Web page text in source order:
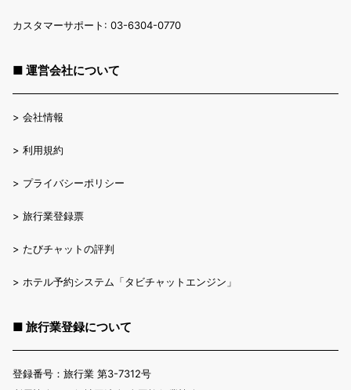
カスタマーサポート: 03-6304-0770
■ 運営会社について
> 会社情報
> 利用規約
> プライバシーポリシー
> 旅行業登録票
> たびチャットの評判
> ホテル予約システム「タビチャットエンジン」
■ 旅行業登録について
登録番号：旅行業 第3-7312号